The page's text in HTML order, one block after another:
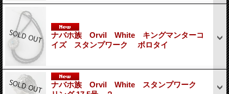
ナバホ族 Orvil White キングマンターコ
イズ スタンプワーク ボロタイ
ナバホ族 Orvil White スタンプワーク